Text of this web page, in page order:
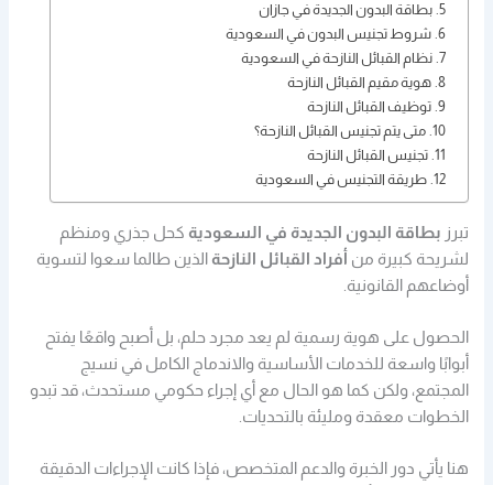
بطاقة البدون الجديدة في جازان
شروط تجنيس البدون في السعودية
نظام القبائل النازحة في السعودية
هوية مقيم القبائل النازحة
توظيف القبائل النازحة
متى يتم تجنيس القبائل النازحة؟
تجنيس القبائل النازحة
طريقة التجنيس في السعودية
تبرز بطاقة البدون الجديدة في السعودية كحل جذري ومنظم
لشريحة كبيرة من أفراد القبائل النازحة الذين طالما سعوا لتسوية
أوضاعهم القانونية.
الحصول على هوية رسمية لم يعد مجرد حلم، بل أصبح واقعًا يفتح
أبوابًا واسعة للخدمات الأساسية والاندماج الكامل في نسيج
المجتمع، ولكن كما هو الحال مع أي إجراء حكومي مستحدث، قد تبدو
الخطوات معقدة ومليئة بالتحديات.
هنا يأتي دور الخبرة والدعم المتخصص، فإذا كانت الإجراءات الدقيقة